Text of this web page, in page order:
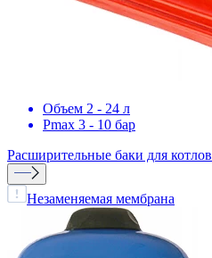
Объем 2 - 24 л
Pmax 3 - 10 бар
Расширительные баки для котлов
Незаменяемая мембрана